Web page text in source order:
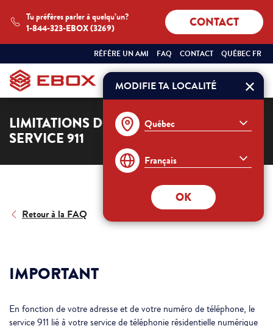
Tu préfères parler à quelqu’un?
1-844-323-EBOX (3269)
CONTACT
RÉFÈRE UN AMI FAQ CONTACT
SÉLECTIONNEZ
VOTRE
PROVINCE
LANGUE
QUÉBEC
FRANÇAIS
QUÉBEC FR
MODIFIE TA LOCALITÉ
OK
Commander
LIMITATIONS DE LA TÉLÉPHONIE ET DU
SERVICE 911
Retour à la FAQ
IMPORTANT
En fonction de votre adresse et de votre numéro de téléphone, le
service 911 lié à votre service de téléphonie résidentielle numérique